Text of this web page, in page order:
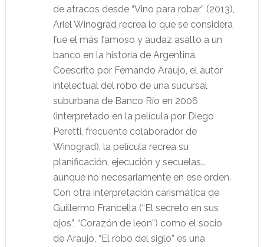
de atracos desde “Vino para robar” (2013),
Ariel Winograd recrea lo que se considera
fue el más famoso y audaz asalto a un
banco en la historia de Argentina.
Coescrito por Fernando Araujo, el autor
intelectual del robo de una sucursal
suburbana de Banco Río en 2006
(interpretado en la película por Diego
Peretti, frecuente colaborador de
Winograd), la película recrea su
planificación, ejecución y secuelas…
aunque no necesariamente en ese orden.
Con otra interpretación carismática de
Guillermo Francella (“El secreto en sus
ojos”, “Corazón de león”) como el socio
de Araujo, “El robo del siglo” es una